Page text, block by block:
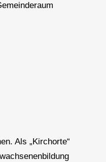
Als „Kirchorte“